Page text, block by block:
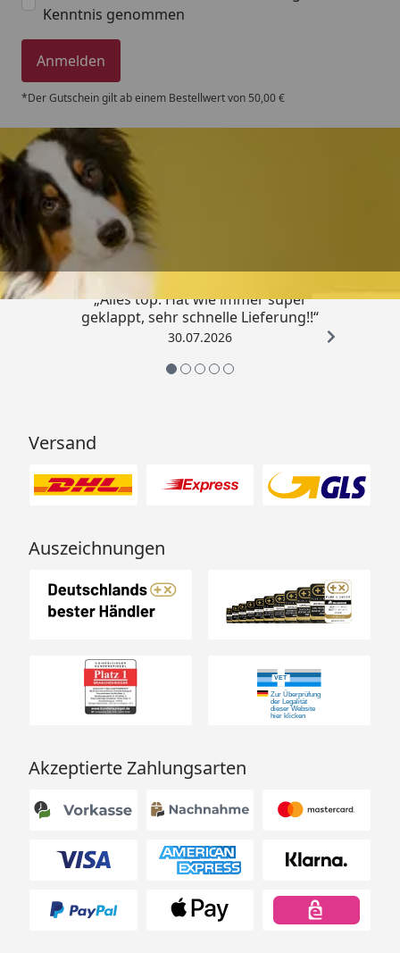
Kenntnis genommen
Anmelden
*Der Gutschein gilt ab einem Bestellwert von 50,00 €
Trusted Shops
„Alles top. Hat wie immer super
geklappt, sehr schnelle Lieferung!!“
30.07.2026
Versand
Auszeichnungen
Akzeptierte Zahlungsarten